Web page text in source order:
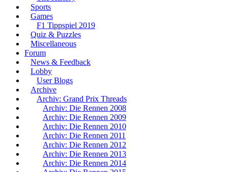
Sports
Games
F1 Tippspiel 2019
Quiz & Puzzles
Miscellaneous
Forum
News & Feedback
Lobby
User Blogs
Archive
Archiv: Grand Prix Threads
Archiv: Die Rennen 2008
Archiv: Die Rennen 2009
Archiv: Die Rennen 2010
Archiv: Die Rennen 2011
Archiv: Die Rennen 2012
Archiv: Die Rennen 2013
Archiv: Die Rennen 2014